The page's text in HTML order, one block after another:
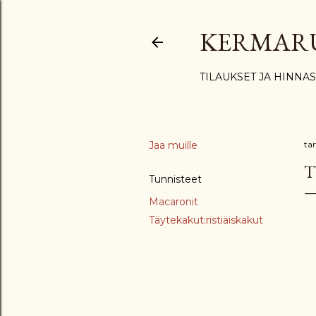
TILAUKSET JA
Jaa muille
Tunnisteet
Macaronit
Täytekakut:ristiäiskakut